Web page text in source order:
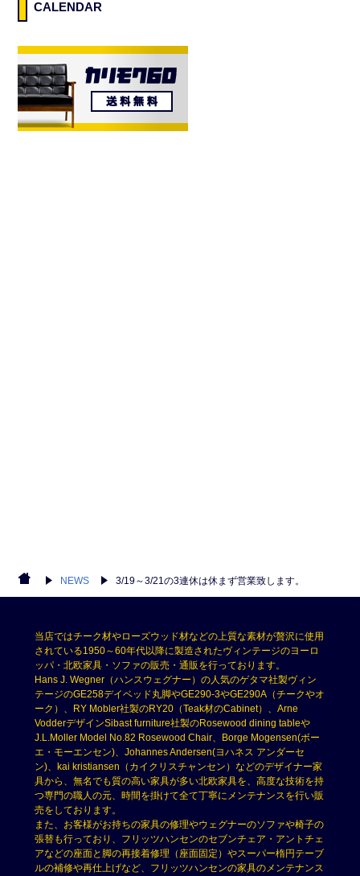
CALENDAR
NEWS 3/19～3/21の3連休は休まず営業致します。
当店ではチーク材やローズウッド材などの上質な素材が贅沢に使用
されている1950～60年代以降に製造されたヴィンテージのヨーロ
ッパ・北欧家具・ソファの販売・通販を行っております。
Hans J. Wegner（ハンスウェグナー）の人気のゲタマ社製ヴィン
テージのGE258デイベッド丸脚やGE290-3やGE290A（チークやオ
ーク）、RY Mobler社製のRY20（Teak材のCabinet）、Arne
VodderデザインSibast furniture社製のRosewood dining tableや
J.L.Moller Model No.82 Rosewood Chair、Borge Mogensen(ボー
エ・モーエンセン)、Johannes Andersen(ヨハネス アンダーセ
ン)、kai kristiansen（カイクリスチャンセン）などのデザイナー家
具から、無名でも質の高い家具が多い北欧家具を、高度な技術を持
つ専門の職人の元、時間を掛けて全て丁寧にメンテナンスを行い販
売をしております。
また、お客様がお持ちの家具の修理やウェグナーのソファや椅子の
張替も行っており、フリッツハンセンのセブンチェア・アントチェ
アなどの座面と脚の再接着修理（座面固定）やスーパー楕円テーブ
ルの補修や再仕上げなど、フリッツハンセンの家具のメンテナンス